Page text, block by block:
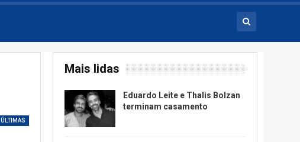
ÚLTIMAS
Mais lidas
Eduardo Leite e Thalis Bolzan
terminam casamento